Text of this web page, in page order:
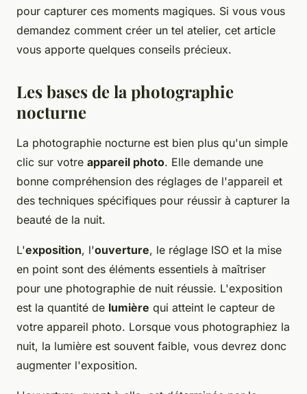
pour capturer ces moments magiques. Si vous vous
demandez comment créer un tel atelier, cet article
vous apporte quelques conseils précieux.
Les bases de la photographie
nocturne
La photographie nocturne est bien plus qu'un simple
clic sur votre appareil photo. Elle demande une
bonne compréhension des réglages de l'appareil et
des techniques spécifiques pour réussir à capturer la
beauté de la nuit.
L'exposition, l'ouverture, le réglage ISO et la mise
en point sont des éléments essentiels à maîtriser
pour une photographie de nuit réussie. L'exposition
est la quantité de lumière qui atteint le capteur de
votre appareil photo. Lorsque vous photographiez la
nuit, la lumière est souvent faible, vous devrez donc
augmenter l'exposition.